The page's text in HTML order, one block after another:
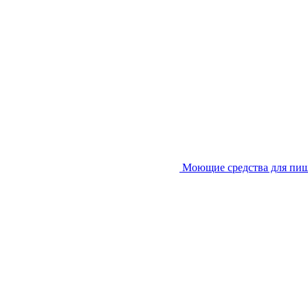
Моющие средства для